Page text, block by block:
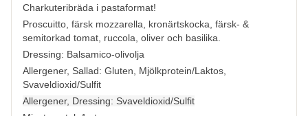
Charkuteribräda i pastaformat!
Proscuitto, färsk mozzarella, kronärtskocka, färsk- &
semitorkad tomat, ruccola, oliver och basilika.
Dressing: Balsamico-olivolja
Allergener, Sallad: Gluten, Mjölkprotein/Laktos,
Svaveldioxid/Sulfit
Allergener, Dressing: Svaveldioxid/Sulfit